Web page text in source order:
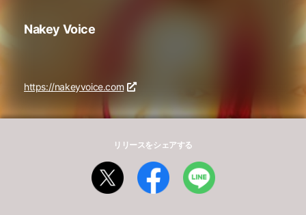
Nakey Voice
https://nakeyvoice.com
リリースをシェアする